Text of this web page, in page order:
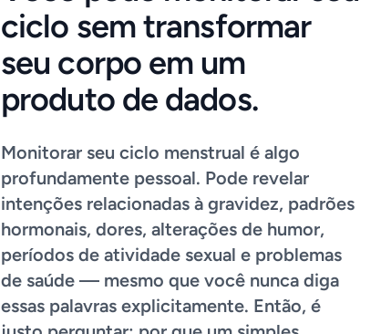
ciclo sem transformar
seu corpo em um
produto de dados.
Monitorar seu ciclo menstrual é algo
profundamente pessoal. Pode revelar
intenções relacionadas à gravidez, padrões
hormonais, dores, alterações de humor,
períodos de atividade sexual e problemas
de saúde — mesmo que você nunca diga
essas palavras explicitamente. Então, é